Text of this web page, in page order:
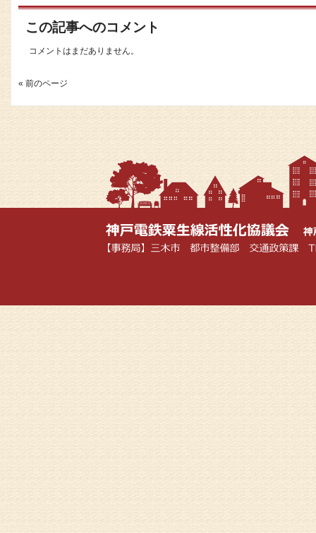
この記事へのコメント
コメントはまだありません。
« 前のページ